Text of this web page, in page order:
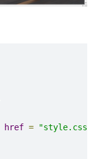
href = "style.css"